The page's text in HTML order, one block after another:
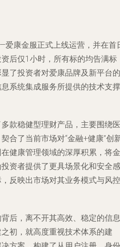
康金服正式上线运营，并在首
后仅1小时，所有标的均告满标
了投资者对爱康品牌及新平台的
系统集成服务所提供的技术支撑
款稳健型理财产品，主要围绕医
合了当前市场对“金融+健康”创
健康管理领域的深厚积累，将金
资者提供了更具场景化和安全感
反映出市场对其业务模式与风控
后，离不开其高效、稳定的信息
初，就高度重视技术体系的建